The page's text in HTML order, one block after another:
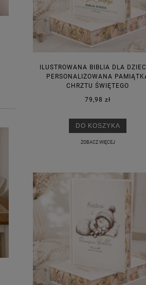
ILUSTROWANA BIBLIA DLA
PERSONALIZOWANA
CHRZTU ŚWIĘTEGO
79,98 zł
DO KOSZYKA
ZOBACZ WIĘCEJ